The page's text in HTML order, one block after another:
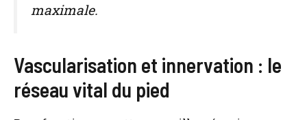
maximale.
Vascularisation et innervation : le
réseau vital du pied